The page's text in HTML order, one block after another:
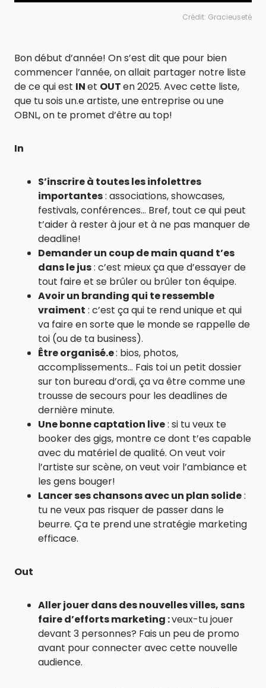
Crédit: Gracieuseté
Bon début d’année! On s’est dit que pour bien
commencer l’année, on allait partager notre liste
de ce qui est INet OUTen 2025. Avec cette liste,
que tu sois un.e artiste, une entreprise ou une
OBNL, on te promet d’être au top!
In
S’inscrire à toutes les infolettres
importantes: associations, showcases,
festivals, conférences… Bref, tout ce qui peut
t’aider à rester à jour et à ne pas manquer de
deadline!
Demander un coup de main quand t’es
dans le jus: c’est mieux ça que d’essayer de
tout faire et se brûler ou brûler ton équipe.
Avoir un branding qui te ressemble
vraiment : c’est ça qui te rend unique et qui
va faire en sorte que le monde se rappelle de
toi (ou de ta business).
Être organisé.e: bios, photos,
accomplissements… Fais toi un petit dossier
sur ton bureau d’ordi, ça va être comme une
trousse de secours pour les deadlines de
dernière minute.
Une bonne captation live: si tu veux te
booker des gigs, montre ce dont t’es capable
avec du matériel de qualité. On veut voir
l’artiste sur scène, on veut voir l’ambiance et
les gens bouger!
Lancer ses chansons avec un plan solide:
tu ne veux pas risquer de passer dans le
beurre. Ça te prend une stratégie marketing
efficace.
Out
Aller jouer dans des nouvelles villes, sans
faire d’efforts marketing :veux-tu jouer
devant 3 personnes? Fais un peu de promo
avant pour connecter avec cette nouvelle
audience.